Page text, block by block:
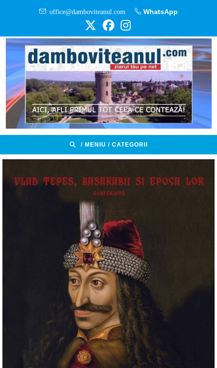
office@damboviteanul.com WhatsApp
/ MENIU / CATEGORII